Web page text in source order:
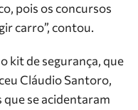
pois os concursos
carro”, contou.
kit de segurança, que
Cláudio Santoro,
se acidentaram